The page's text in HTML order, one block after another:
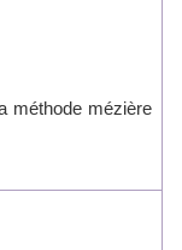
méthode mézière